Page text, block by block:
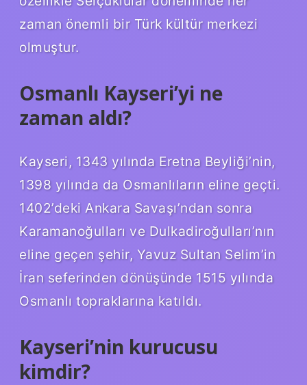
zaman önemli bir Türk kültür merkezi
olmuştur.
Osmanlı Kayseri’yi ne
zaman aldı?
Kayseri, 1343 yılında Eretna Beyliği’nin,
1398 yılında da Osmanlıların eline geçti.
1402’deki Ankara Savaşı’ndan sonra
Karamanoğulları ve Dulkadiroğulları’nın
eline geçen şehir, Yavuz Sultan Selim’in
İran seferinden dönüşünde 1515 yılında
Osmanlı topraklarına katıldı.
Kayseri’nin kurucusu
kimdir?